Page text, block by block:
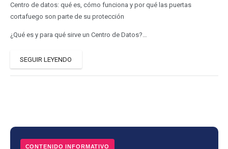
Centro de datos: qué es, cómo funciona y por qué las puertas
cortafuego son parte de su protección
¿Qué es y para qué sirve un Centro de Datos?…
SEGUIR LEYENDO
CONTENIDO INFORMATIVO